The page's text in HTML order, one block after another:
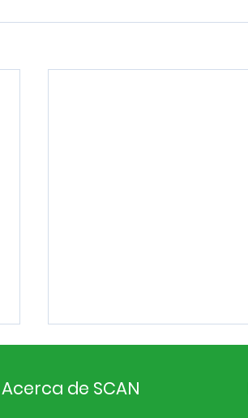
Acerca de SCAN